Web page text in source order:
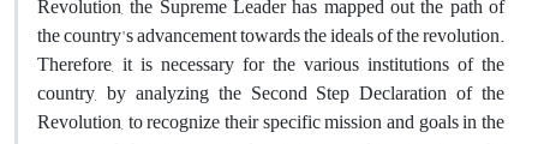
the country's advancement towards the ideals of the revolution.
Therefore, it is necessary for the various institutions of the
country, by analyzing the Second Step Declaration of the
Revolution, to recognize their specific mission and goals in the